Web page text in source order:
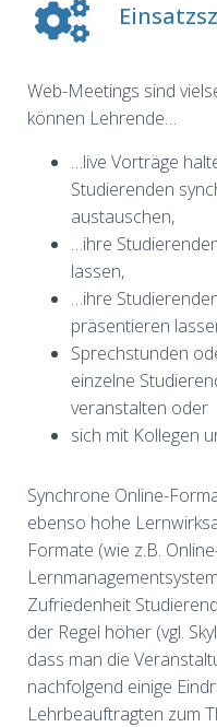
Web-Meetings sind
können Lehrende…
…live Vorträge
Studierenden
austauschen,
…ihre
lassen,
…ihre
präsentieren
Sprechstunden
einzelne
veranstalten oder
sich mit Kollegen
Synchrone Online-
ebenso hohe
Formate (wie z.B.
Zufriedenheit
der Regel höher (vgl.
dass man die
nachfolgend einige
Lehrbeauftragten zum